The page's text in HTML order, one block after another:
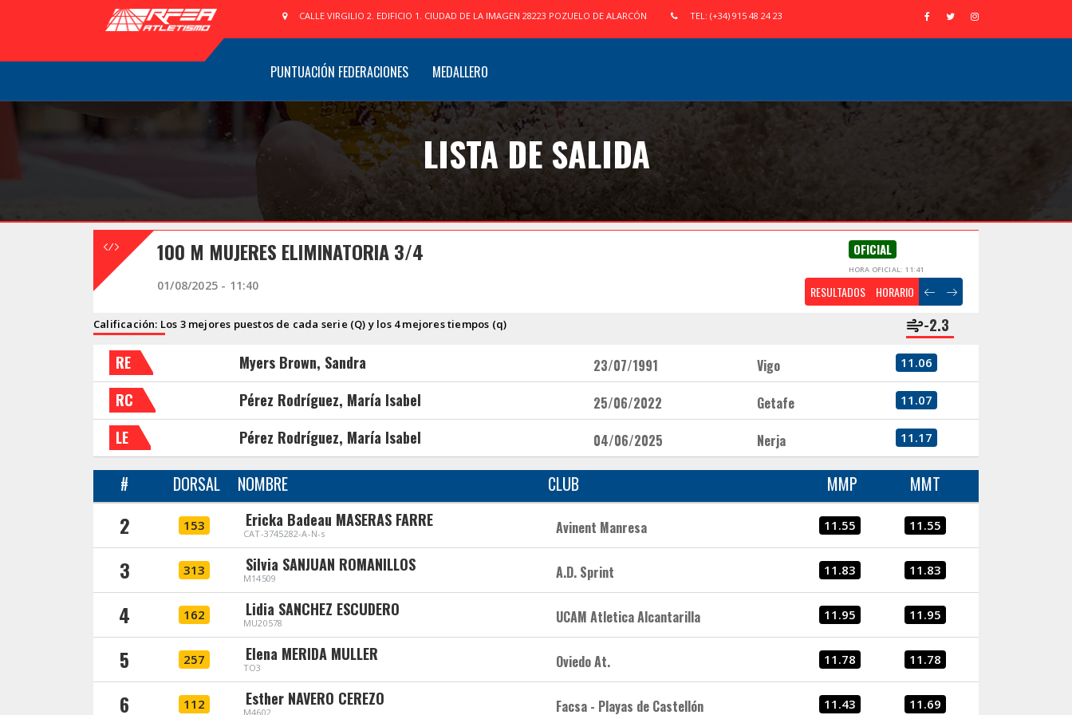
CALLE VIRGILIO 2. EDIFICIO 1. CIUDAD DE LA IMAGEN 28223 POZUELO DE ALARCÓN TEL: (+34) 915 48 24 23
PUNTUACIÓN FEDERACIONES MEDALLERO
LISTA DE SALIDA
100 M MUJERES ELIMINATORIA 3/4 OFICIAL
HORA OFICIAL: 11:41
01/08/2025 - 11:40 RESULTADOS HORARIO
Calificación: Los 3 mejores puestos de cada serie (Q) y los 4 mejores tiempos (q)
-2.3
RE
Myers Brown, Sandra 23/07/1991 Vigo 11.06
RC Pérez Rodríguez, María Isabel 25/06/2022 Getafe 11.07
LE Pérez Rodríguez, María Isabel 04/06/2025 Nerja 11.17
# DORSAL NOMBRE CLUB MMP MMT
2 153 Ericka Badeau MASERAS FARRE
CAT-3745282-A-N-s Avinent Manresa 11.55 11.55
3 313 Silvia SANJUAN ROMANILLOS
M14509 A.D. Sprint 11.83 11.83
4 162 Lidia SANCHEZ ESCUDERO
MU20578 UCAM Atletica Alcantarilla 11.95 11.95
5 257 Elena MERIDA MULLER
TO3 Oviedo At. 11.78 11.78
6 112 Esther NAVERO CEREZO
M4602 Facsa - Playas de Castellón 11.43 11.69